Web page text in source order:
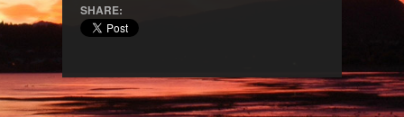
SHARE: